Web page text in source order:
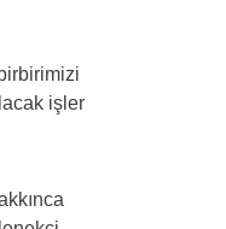
işler